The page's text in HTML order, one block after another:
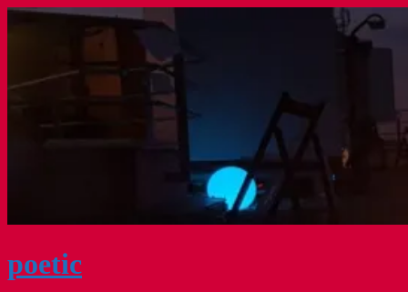
Sari
poetic